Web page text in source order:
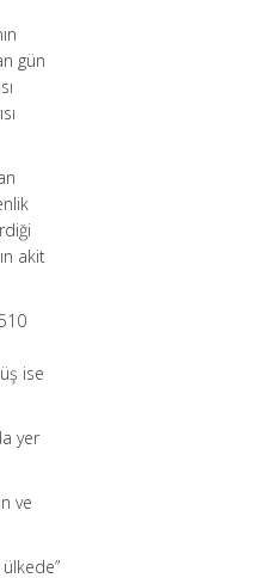
gün
akit
ise
yer
ve